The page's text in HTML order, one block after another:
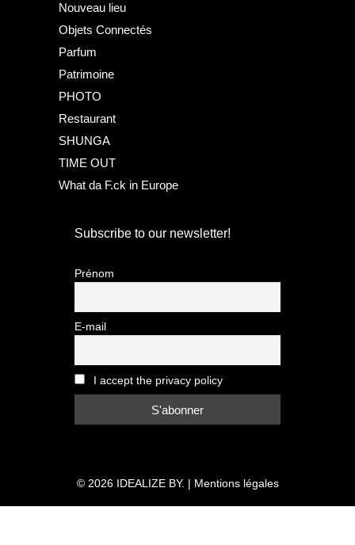
Nouveau lieu
Objets Connectés
Parfum
Patrimoine
PHOTO
Restaurant
SHUNGA
TIME OUT
What da F.ck in Europe
Subscribe to our newsletter!
Prénom
E-mail
I accept the privacy policy
© 2026 IDEALIZE BY. | Mentions légales